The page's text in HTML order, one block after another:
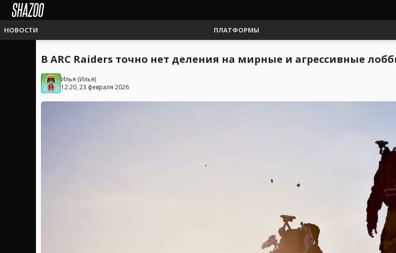
НОВОСТИ ПЛАТФОРМЫ
В ARC Raiders точно нет деления на мирные и агрессивные
Илья (Илья)
12:20, 23 февраля 2026